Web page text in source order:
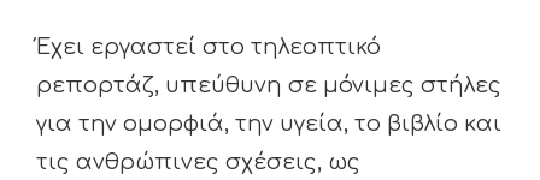
Έχει εργαστεί στο τηλεοπτικό
ρεπορτάζ, υπεύθυνη σε μόνιμες στήλες
για την ομορφιά, την υγεία, το βιβλίο και
τις ανθρώπινες σχέσεις, ως